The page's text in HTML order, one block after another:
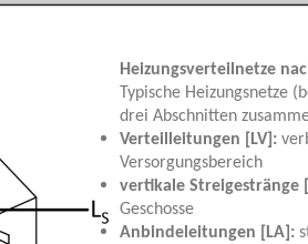
Heizungsverteilnetze
Typische Heizungsnetze
drei Abschnitten
Verteilleitungen [LV]:
Versorgungsbereich
vertikale Streigestränge
Geschosse
Anbindeleitungen [LA]: